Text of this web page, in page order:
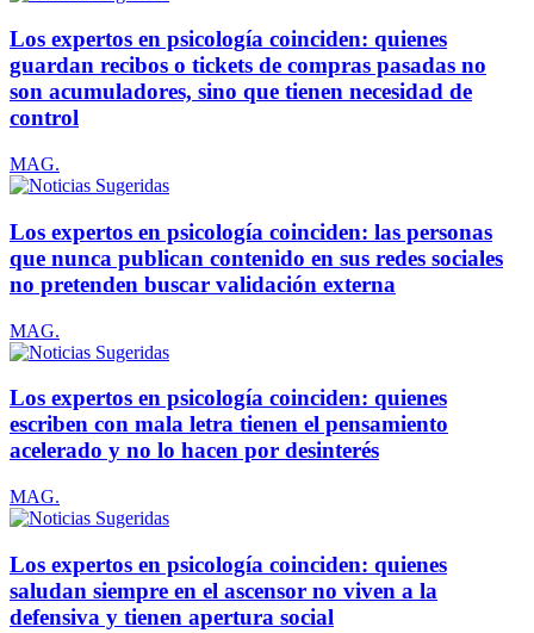
Los expertos en psicología coinciden: quienes
guardan recibos o tickets de compras pasadas no
son acumuladores, sino que tienen necesidad de
control
MAG.
Los expertos en psicología coinciden: las personas
que nunca publican contenido en sus redes sociales
no pretenden buscar validación externa
MAG.
Los expertos en psicología coinciden: quienes
escriben con mala letra tienen el pensamiento
acelerado y no lo hacen por desinterés
MAG.
Los expertos en psicología coinciden: quienes
saludan siempre en el ascensor no viven a la
defensiva y tienen apertura social